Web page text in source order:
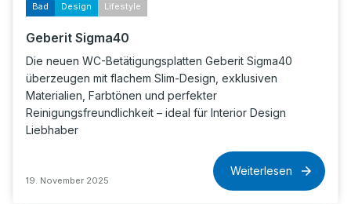
Bad Design Lifestyle
Geberit Sigma40
Die neuen WC-Betätigungsplatten Geberit Sigma40
überzeugen mit flachem Slim-Design, exklusiven
Materialien, Farbtönen und perfekter
Reinigungsfreundlichkeit – ideal für Interior Design
Liebhaber
19. November 2025
Weiterlesen